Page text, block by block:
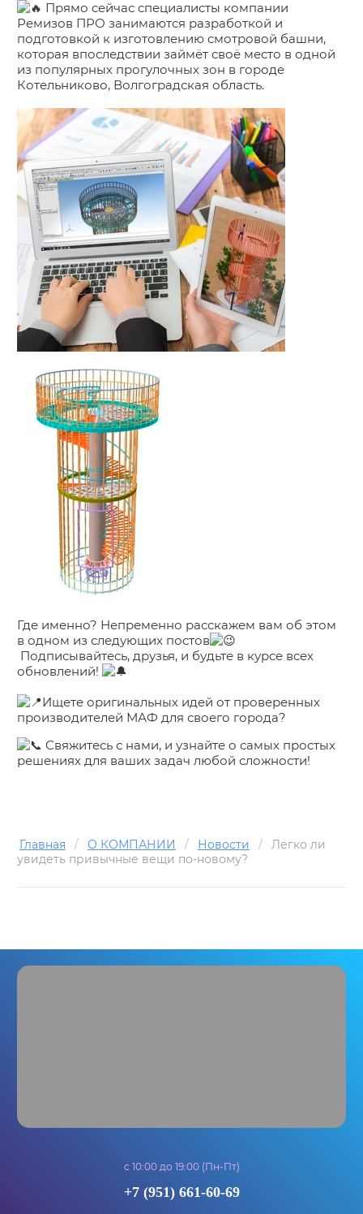
Прямо сейчас специалисты компании
Ремизов ПРО занимаются разработкой и
подготовкой к изготовлению смотровой башни,
которая впоследствии займёт своё место в одной
из популярных прогулочных зон в городе
Котельниково, Волгоградская область.
Где именно? Непременно расскажем вам об этом
в одном из следующих постов
Подписывайтесь, друзья, и будьте в курсе всех
обновлений!
Ищете оригинальных идей от проверенных
производителей МАФ для своего города?
Свяжитесь с нами, и узнайте о самых простых
решениях для ваших задач любой сложности!
Главная / О КОМПАНИИ / Новости /
Легко ли
увидеть привычные вещи по-новому?
с 10:00 до 19:00 (Пн-Пт)
+7 (951) 661-60-69